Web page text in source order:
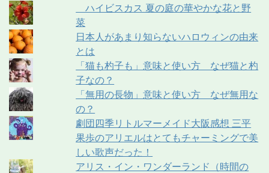
ハイビスカス 夏の庭の華やかな花と野
菜
日本人があまり知らないハロウィンの由来
とは
「猫も杓子も」意味と使い方 なぜ猫と杓
子なの？
「無用の長物」意味と使い方 なぜ無用な
の？
劇団四季リトルマーメイド大阪感想 三平
果歩のアリエルはとてもチャーミングで美
しい歌声だった！
アリス・イン・ワンダーランド（時間の